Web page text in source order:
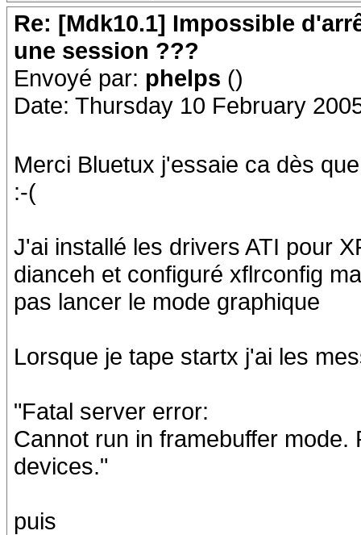
Re: [Mdk10.1] Impossible
une session ???
Envoyé par: phelps ()
Date: Thursday 10 February
Merci Bluetux j'essaie ca dès
:-(
J'ai installé les drivers ATI pour
dianceh et configuré xflrconfig
pas lancer le mode graphique
Lorsque je tape startx j'ai les
"Fatal server error:
Cannot run in framebuffer
devices."
puis